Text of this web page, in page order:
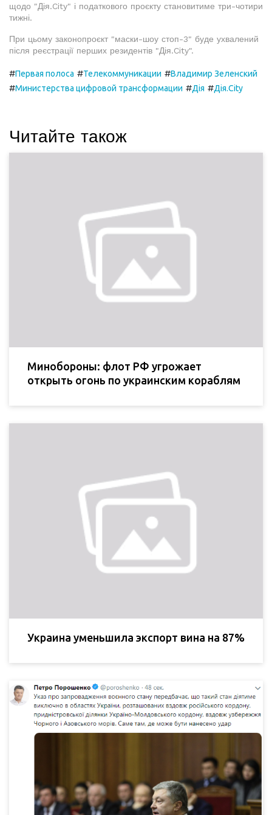
щодо "Дія.City" і податкового проєкту становитиме три-чотири
тижні.
При цьому законопроєкт "маски-шоу стоп-3" буде ухвалений
після реєстрації перших резидентів "Дія.City".
#Первая полоса #Телекоммуникации #Владимир Зеленский
#Министерства цифровой трансформации #Дія #Дія.City
Читайте також
Минобороны: флот РФ угрожает
открыть огонь по украинским кораблям
Украина уменьшила экспорт вина на 87%